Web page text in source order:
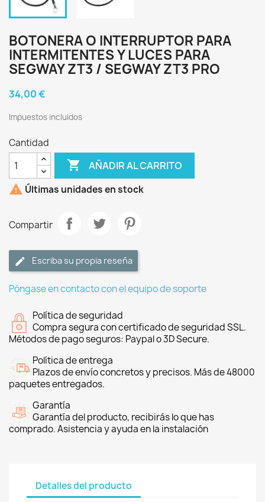
BOTONERA O INTERRUPTOR PARA
INTERMITENTES Y LUCES PARA
SEGWAY ZT3 / SEGWAY ZT3 PRO
34,00 €
Impuestos incluidos
Cantidad
 AÑADIR AL CARRITO
 Últimas unidades en stock
Compartir
Escriba su propia reseña
Póngase en contacto con el equipo de soporte
Política de seguridad
Compra segura con certificado de seguridad SSL.
Métodos de pago seguros: Paypal o 3D Secure.
Política de entrega
Plazos de envío concretos y precisos. Más de 48000
paquetes entregados.
Garantía
Garantía del producto, recibirás lo que has
comprado. Asistencia y ayuda en la instalación
Detalles del producto